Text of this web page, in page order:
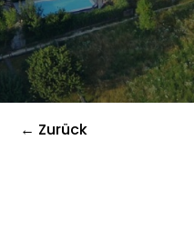
← Zurück